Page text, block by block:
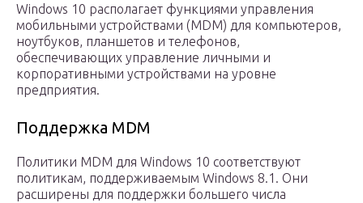
Windows 10 располагает функциями управления
мобильными устройствами (MDM) для компьютеров,
ноутбуков, планшетов и телефонов,
обеспечивающих управление личными и
корпоративными устройствами на уровне
предприятия.
Поддержка MDM
Политики MDM для Windows 10 соответствуют
политикам, поддерживаемым Windows 8.1. Они
расширены для поддержки большего числа